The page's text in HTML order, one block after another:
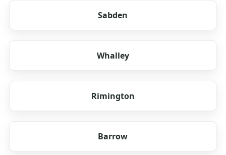
Sabden
Whalley
Rimington
Barrow